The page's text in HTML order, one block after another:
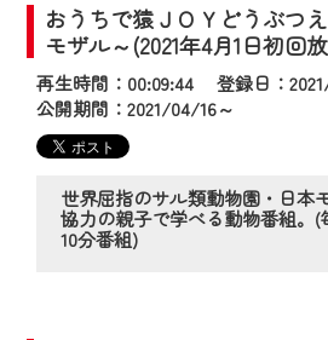
おうちで猿ＪＯＹどうぶつ
モザル～(2021年4月1日初回
再生時間：00:09:44 登録日：
公開期間：2021/04/16～
世界屈指のサル類動物園・日本
協力の親子で学べる動物番組。(
10分番組)
【変更点】
◆デザイン変更により、お
の動画コンテンツが一目瞭
◆当社アプリやＰＣブラウ
でも・どこでも・外出先で
CCNetサービスエリア20
番組をご視聴いただけます